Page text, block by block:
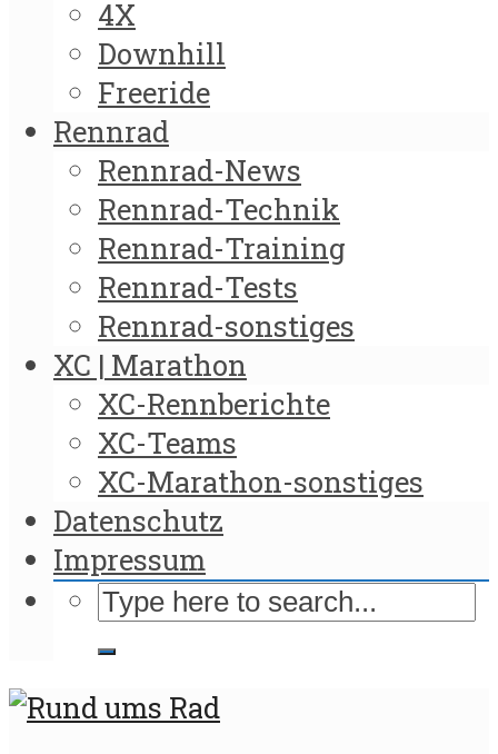
4X
Downhill
Freeride
Rennrad
Rennrad-News
Rennrad-Technik
Rennrad-Training
Rennrad-Tests
Rennrad-sonstiges
XC | Marathon
XC-Rennberichte
XC-Teams
XC-Marathon-sonstiges
Datenschutz
Impressum